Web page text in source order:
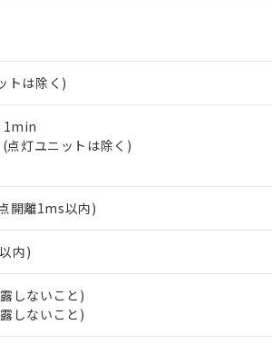
トは除く)
1min
灯ユニットは除く)
開離1ms以内)
内)
しないこと)
しないこと)
明するもので、過去に遡って非含有を証明
類４物質の対応では、対応完了までの期
記載しておりました。
完了していることから、特段のことがない